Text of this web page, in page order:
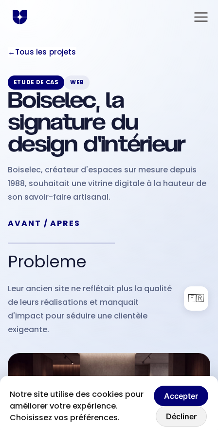
Solutions
Communication
L'agence
Discutons ensemble
←Tous les projets
ETUDE DE CAS WEB
Boiselec, la
signature du
design d'intérieur
Boiselec, créateur d'espaces sur mesure depuis
1988, souhaitait une vitrine digitale à la hauteur de
son savoir-faire artisanal.
AVANT / APRES
Probleme
Leur ancien site ne reflétait plus la qualité
de leurs réalisations et manquait
d'impact pour séduire une clientèle
exigeante.
Notre site utilise des cookies pour
améliorer votre expérience.
Choisissez vos préférences.
Accepter
Décliner
🇫🇷